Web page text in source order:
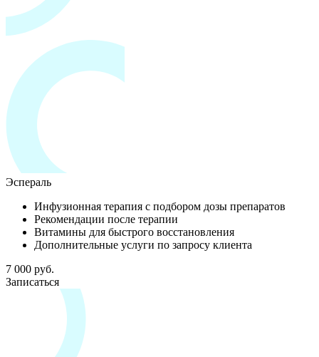
Эспераль
Инфузионная терапия с подбором дозы препаратов
Рекомендации после терапии
Витамины для быстрого восстановления
Дополнительные услуги по запросу клиента
7 000 руб.
Записаться